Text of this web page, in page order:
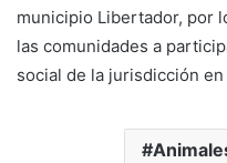
municipio Libertador, por
las comunidades a
social de la jurisdicción